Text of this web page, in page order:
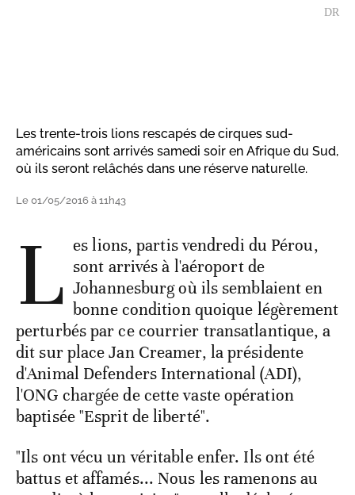
DR
Les trente-trois lions rescapés de cirques sud-
américains sont arrivés samedi soir en Afrique du Sud,
où ils seront relâchés dans une réserve naturelle.
Le 01/05/2016 à 11h43
L es lions, partis vendredi du Pérou,
sont arrivés à l'aéroport de
Johannesburg où ils semblaient en
bonne condition quoique légèrement
perturbés par ce courrier transatlantique, a
dit sur place Jan Creamer, la présidente
d'Animal Defenders International (ADI),
l'ONG chargée de cette vaste opération
baptisée "Esprit de liberté".
"Ils ont vécu un véritable enfer. Ils ont été
battus et affamés... Nous les ramenons au